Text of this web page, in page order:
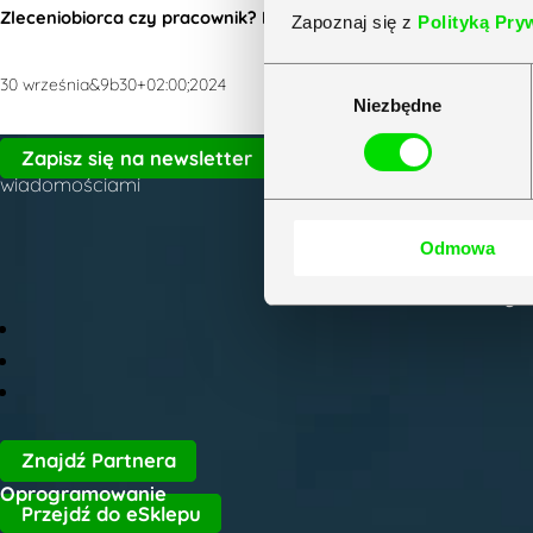
Zapoznaj się z Polityką
Niezbędne
Odmowa
Zleceniobiorca czy pracownik? Podobieństwa i różnice
30 września&9b30+02:00;2024
Zapisz się do naszego newslettera i bądź na bieżąco z
wiadomościami
Zapisz się na newsletter
22
Przejdź do eSklepu
Znajdź Partnera
Oprogramowanie